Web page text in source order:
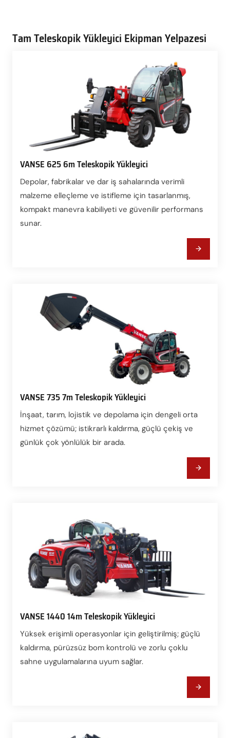
Tam Teleskopik Yükleyici Ekipman Yelpazesi
VANSE 625 6m Teleskopik Yükleyici
Depolar, fabrikalar ve dar iş sahalarında verimli
malzeme elleçleme ve istifleme için tasarlanmış,
kompakt manevra kabiliyeti ve güvenilir performans
sunar.
VANSE 735 7m Teleskopik Yükleyici
İnşaat, tarım, lojistik ve depolama için dengeli orta
hizmet çözümü; istikrarlı kaldırma, güçlü çekiş ve
günlük çok yönlülük bir arada.
VANSE 1440 14m Teleskopik Yükleyici
Yüksek erişimli operasyonlar için geliştirilmiş; güçlü
kaldırma, pürüzsüz bom kontrolü ve zorlu çoklu
sahne uygulamalarına uyum sağlar.